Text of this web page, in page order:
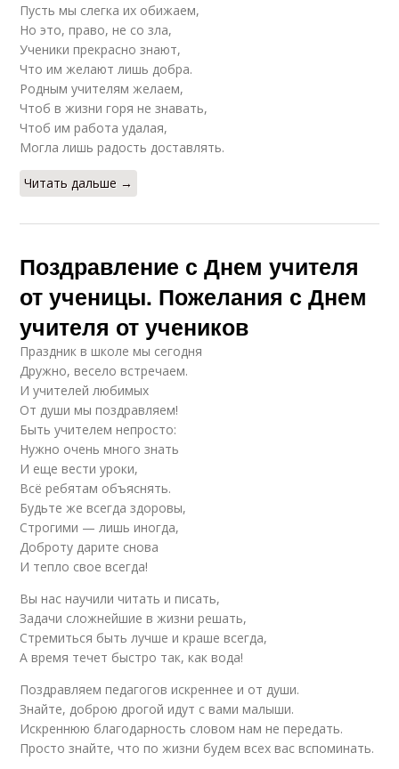
Пусть мы слегка их обижаем,
Но это, право, не со зла,
Ученики прекрасно знают,
Что им желают лишь добра.
Родным учителям желаем,
Чтоб в жизни горя не знавать,
Чтоб им работа удалая,
Могла лишь радость доставлять.
Читать дальше →
Поздравление с Днем учителя
от ученицы. Пожелания с Днем
учителя от учеников
Праздник в школе мы сегодня
Дружно, весело встречаем.
И учителей любимых
От души мы поздравляем!
Быть учителем непросто:
Нужно очень много знать
И еще вести уроки,
Всё ребятам объяснять.
Будьте же всегда здоровы,
Строгими — лишь иногда,
Доброту дарите снова
И тепло свое всегда!
Вы нас научили читать и писать,
Задачи сложнейшие в жизни решать,
Стремиться быть лучше и краше всегда,
А время течет быстро так, как вода!
Поздравляем педагогов искреннее и от души.
Знайте, доброю дрогой идут с вами малыши.
Искреннюю благодарность словом нам не передать.
Просто знайте, что по жизни будем всех вас вспоминать.